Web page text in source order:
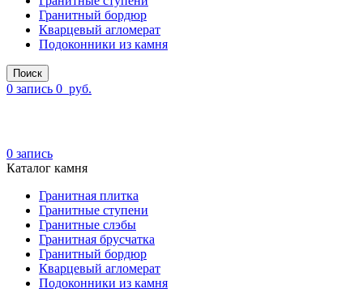
Гранитный бордюр
Кварцевый агломерат
Подоконники из камня
Поиск
0 запись 0 руб.
0 запись
Каталог камня
Гранитная плитка
Гранитные ступени
Гранитные слэбы
Гранитная брусчатка
Гранитный бордюр
Кварцевый агломерат
Подоконники из камня